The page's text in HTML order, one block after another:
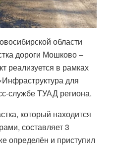
области
дороги Мошково –
реализуется в рамках
для
службе ТУАД региона.
который находится
составляет 3
определён и приступил